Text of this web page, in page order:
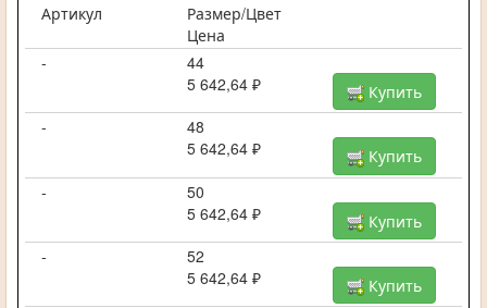
Артикул
Размер/Цвет
Цена
-
44
5 642,64 ₽
Купить
-
48
5 642,64 ₽
Купить
-
50
5 642,64 ₽
Купить
-
52
5 642,64 ₽
Купить